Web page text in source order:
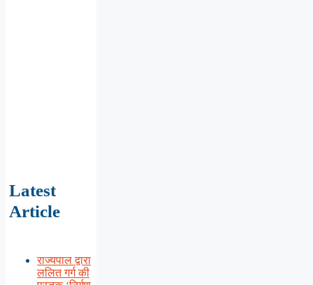
Latest
Article
राज्यपाल द्वारा
ललित गर्ग की